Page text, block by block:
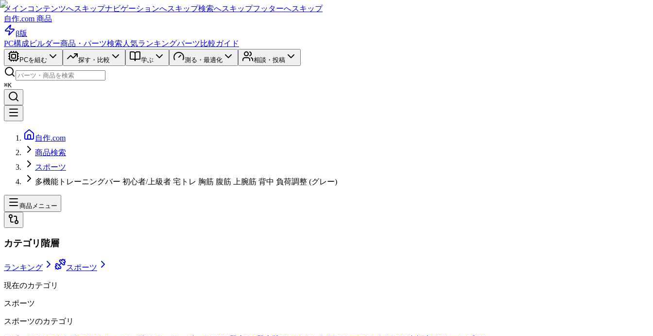
メインコンテンツへスキップナビゲーションへスキップ検索へスキップフッターへスキップ
自作.com 商品
β版
PC構成ビルダー商品・パーツ検索 人気ランキングパーツ比較ガイド
PCを組む 探す・比較 学ぶ 測る・最適化 相談・投稿
⌘K
自作.com
商品検索
スポーツ
多機能トレーニングバー 初心者/上級者 宅トレ 胸筋 腹筋 上腕筋 背中 負荷調整 (グレー)
商品メニュー
カテゴリ階層
ランキング スポーツ
現在のカテゴリ
スポーツ
スポーツのカテゴリ